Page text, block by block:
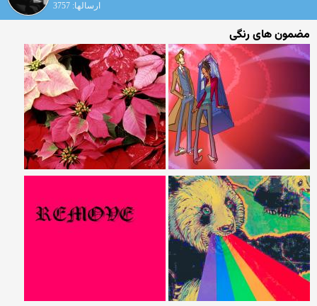
ارسالها: 3757
مضمون های رنگی